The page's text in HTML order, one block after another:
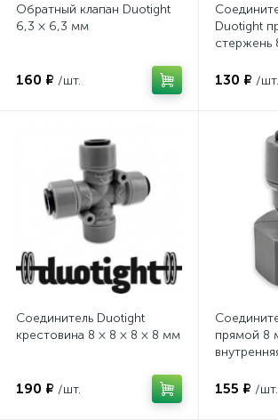
Обратный клапан Duotight
6,3 × 6,3 мм
160 ₽ /шт.
Duotight
стержень
130 ₽ /шт.
Соединитель Duotight
крестовина 8 × 8 × 8 × 8 мм
190 ₽ /шт.
прямой 8
155 ₽ /шт.